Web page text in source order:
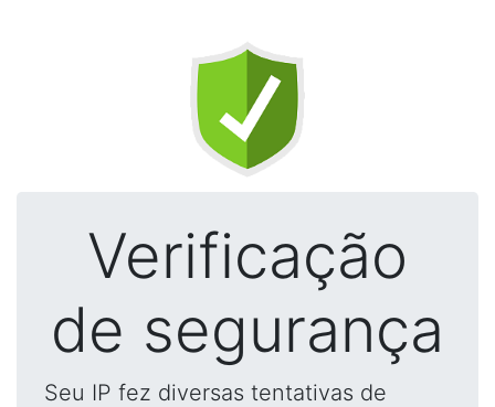
Verificação
de segurança
Seu IP fez diversas tentativas de